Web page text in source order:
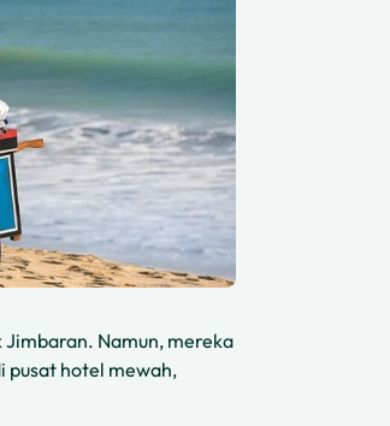
Namun, mereka
pusat hotel mewah,